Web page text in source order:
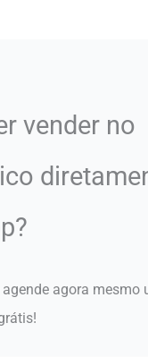
vender no
agora mesmo